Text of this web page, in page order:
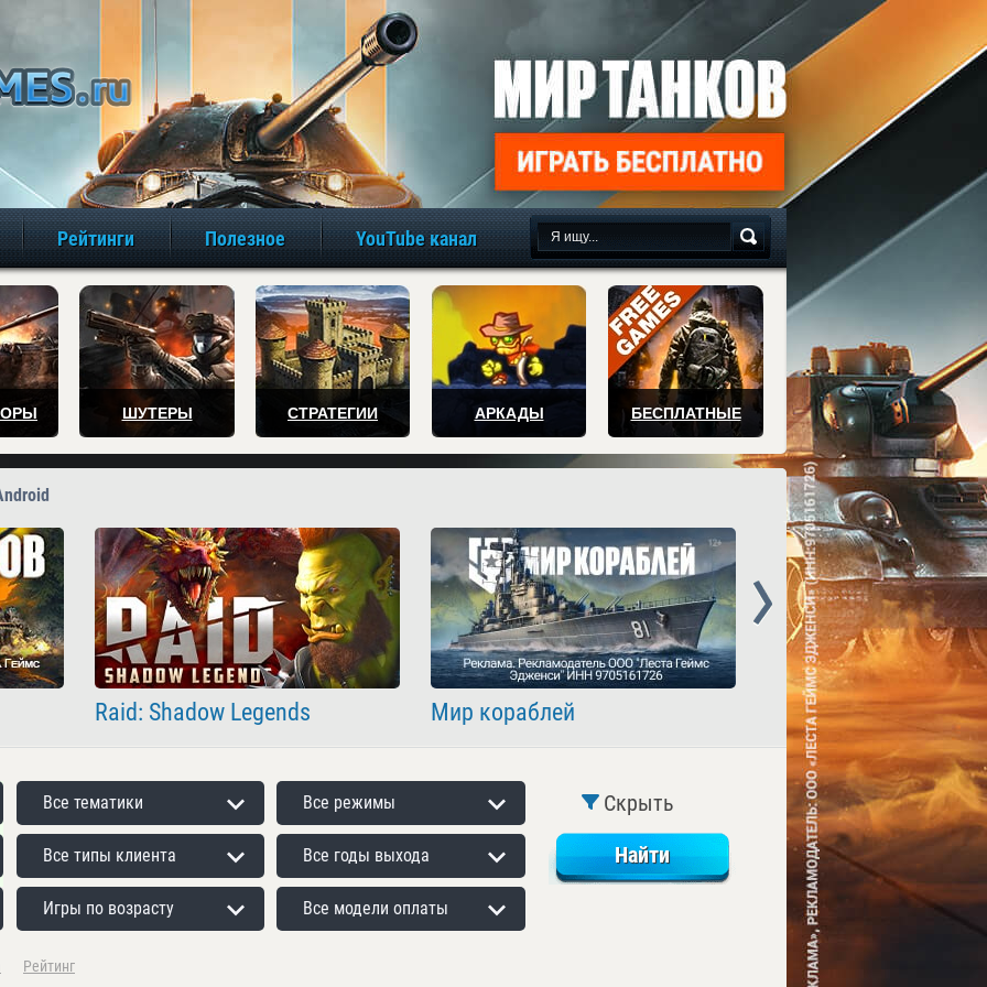
игры онлайн бесплатно
Рейтинги Полезное YouTube канал
ШУТЕРЫ СТРАТЕГИИ АРКАДЫ БЕСПЛАТНЫЕ
Raid: Shadow Legends Мир кораблей Crossout
Next
Все тематики Все режимы
Все типы клиента Все годы выхода
Игры по возрасту Все модели оплаты
Скрыть
Рейтинг